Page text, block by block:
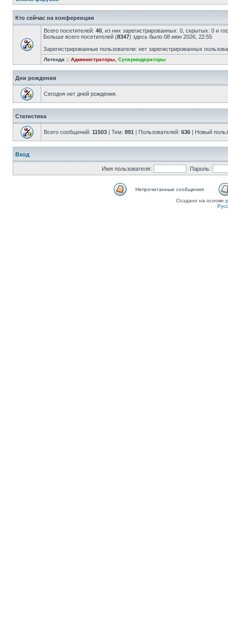
Кто сейчас на конференции
Всего посетителей: 40 , из них зарегистрированных: 0, скрытых: 0 и
Больше всего посетителей (8347) здесь было 08 июн 2026, 22:55
Зарегистрированные пользователи: нет зарегистрированных
Легенда :: Администраторы Супермодераторы
Дни рождения
Сегодня нет дней рождения.
Статистика
Всего сообщений: 11503 | Тем: 891 | Пользователей: 636 | Новый
Вход
Имя пользователя: Пароль:
Непрочитанные сообщения
Создано на основе